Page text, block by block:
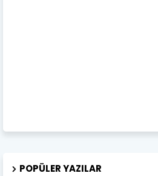
POPÜLER YAZILAR